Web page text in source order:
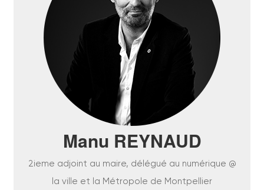
Manu REYNAUD
2ieme adjoint au maire, délégué au numérique @
la ville et la Métropole de Montpellier